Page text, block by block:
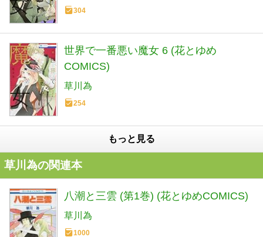
304
世界で一番悪い魔女 6 (花とゆめ
COMICS)
草川為
254
もっと見る
草川為の関連本
八潮と三雲 (第1巻) (花とゆめCOMICS)
草川為
1000